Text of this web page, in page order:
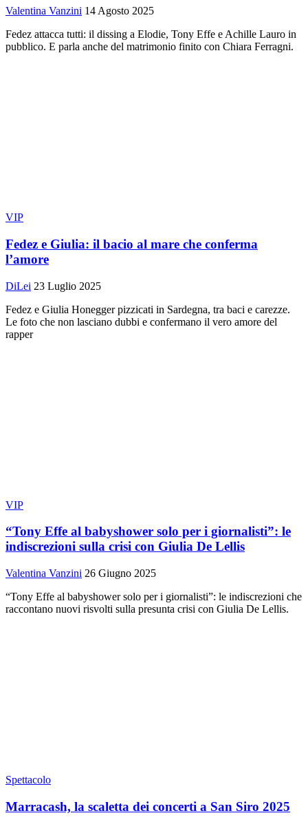
Valentina Vanzini 14 Agosto 2025
Fedez attacca tutti: il dissing a Elodie, Tony Effe e Achille Lauro in
pubblico. E parla anche del matrimonio finito con Chiara Ferragni.
VIP
Fedez e Giulia: il bacio al mare che conferma
l’amore
DiLei 23 Luglio 2025
Fedez e Giulia Honegger pizzicati in Sardegna, tra baci e carezze.
Le foto che non lasciano dubbi e confermano il vero amore del
rapper
VIP
“Tony Effe al babyshower solo per i giornalisti”: le
indiscrezioni sulla crisi con Giulia De Lellis
Valentina Vanzini 26 Giugno 2025
“Tony Effe al babyshower solo per i giornalisti”: le indiscrezioni che
raccontano nuovi risvolti sulla presunta crisi con Giulia De Lellis.
Spettacolo
Marracash, la scaletta dei concerti a San Siro 2025